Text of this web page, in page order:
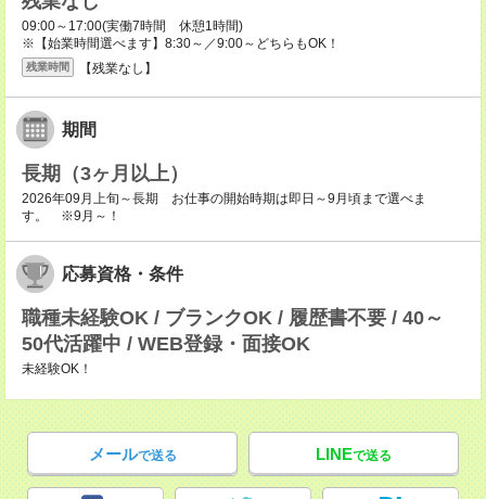
09:00～17:00(実働7時間 休憩1時間)
※【始業時間選べます】8:30～／9:00～どちらもOK！
残業時間 【残業なし】
期間
長期（3ヶ月以上）
2026年09月上旬～長期 お仕事の開始時期は即日～9月頃まで選べま
す。 ※9月～！
応募資格・条件
職種未経験OK / ブランクOK / 履歴書不要 / 40～
50代活躍中 / WEB登録・面接OK
未経験OK！
メールで送る LINEで送る